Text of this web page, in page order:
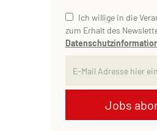
Jobs
Ich willige in die
zum Erhalt des